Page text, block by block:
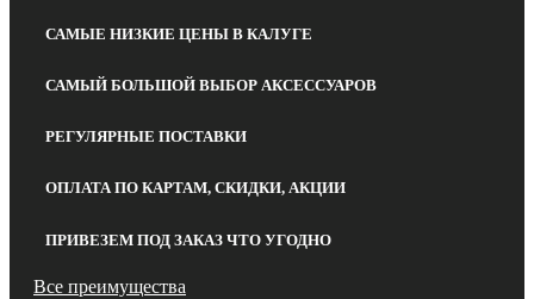
САМЫЕ НИЗКИЕ ЦЕНЫ В КАЛУГЕ
САМЫЙ БОЛЬШОЙ ВЫБОР АКСЕССУАРОВ
РЕГУЛЯРНЫЕ ПОСТАВКИ
ОПЛАТА ПО КАРТАМ, СКИДКИ, АКЦИИ
ПРИВЕЗЕМ ПОД ЗАКАЗ ЧТО УГОДНО
Все преимущества